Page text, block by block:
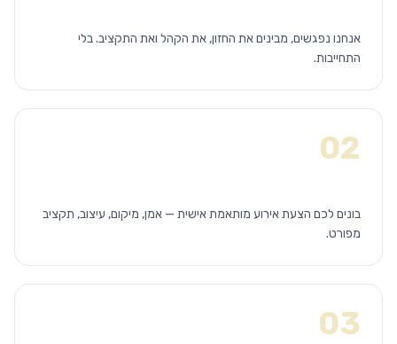
אנחנו נפגשים, מבינים את החזון, את הקהל ואת התקציב. בלי
התחייבות.
02
בונים לכם הצעת אירוע מותאמת אישית — אמן, מיקום, עיצוב, תקציב
מפורט.
03